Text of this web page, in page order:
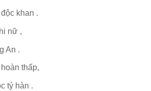
khan .
nữ ,
An .
thấp,
tý hàn .